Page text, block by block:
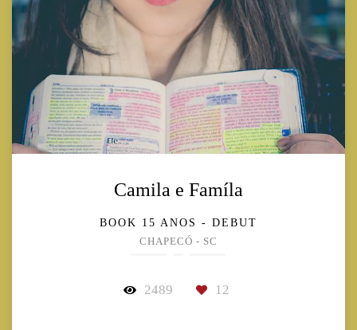
Camila e Famíla
BOOK 15 ANOS - DEBUT
CHAPECÓ - SC
2489 12